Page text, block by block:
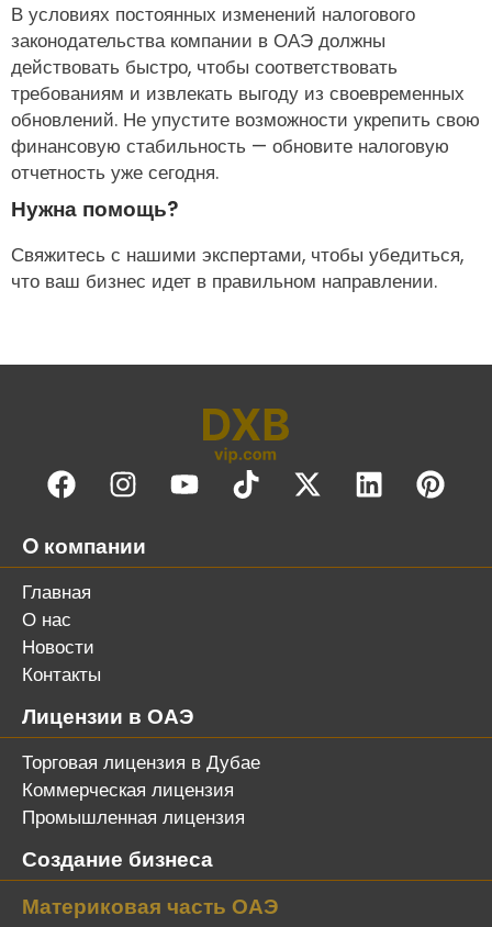
В условиях постоянных изменений налогового
законодательства компании в ОАЭ должны
действовать быстро, чтобы соответствовать
требованиям и извлекать выгоду из своевременных
обновлений. Не упустите возможности укрепить свою
финансовую стабильность — обновите налоговую
отчетность уже сегодня.
Нужна помощь?
Свяжитесь с нашими экспертами, чтобы убедиться,
что ваш бизнес идет в правильном направлении.
O компании
Главная
О нас
Новости
Контакты
Лицензии в ОАЭ
Торговая лицензия в Дубае
Коммерческая лицензия
Промышленная лицензия
Создание бизнеса
Материковая часть ОАЭ